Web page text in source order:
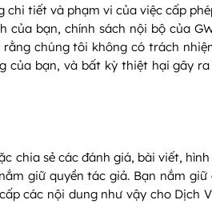
tiết và phạm vi của việc cấp
bạn, chính sách nội bộ của
chúng tôi không có trách
của bạn, và bất kỳ thiệt hại gây
chia sẻ các đánh giá, bài viết,
giữ quyền tác giả. Bạn nắm
các nội dung như vậy cho Dịch